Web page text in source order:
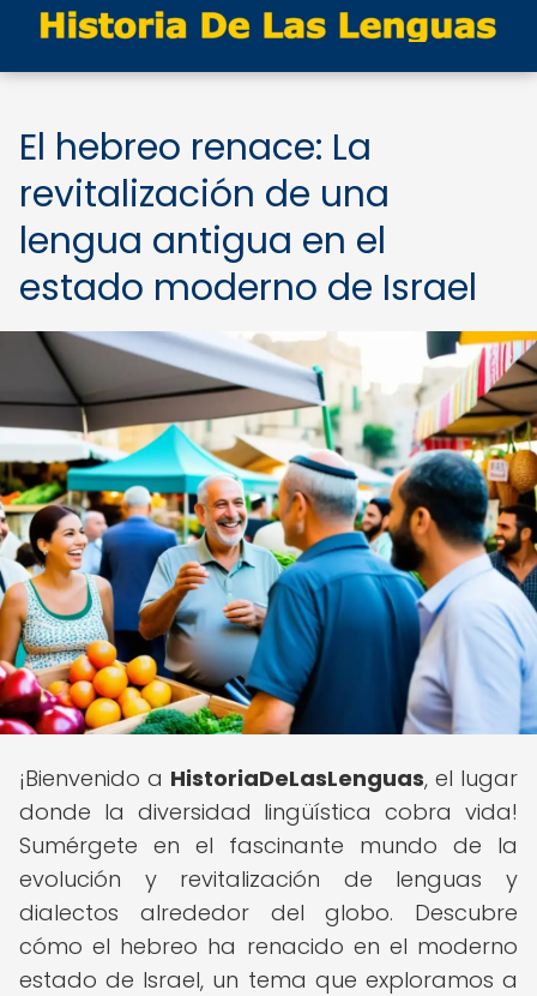
El hebreo renace: La
revitalización de una
lengua antigua en el
estado moderno de Israel
¡Bienvenido a HistoriaDeLasLenguas, el lugar
donde la diversidad lingüística cobra vida!
Sumérgete en el fascinante mundo de la
evolución y revitalización de lenguas y
dialectos alrededor del globo. Descubre
cómo el hebreo ha renacido en el moderno
estado de Israel, un tema que exploramos a